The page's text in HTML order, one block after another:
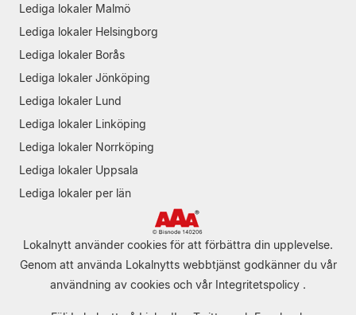
Lediga lokaler Malmö
Lediga lokaler Helsingborg
Lediga lokaler Borås
Lediga lokaler Jönköping
Lediga lokaler Lund
Lediga lokaler Linköping
Lediga lokaler Norrköping
Lediga lokaler Uppsala
Lediga lokaler per län
Lokalnytt använder cookies för att förbättra din upplevelse.
Genom att använda Lokalnytts webbtjänst godkänner du vår
användning av cookies och vår Integritetspolicy .